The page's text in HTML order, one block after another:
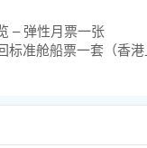
– 弹性月票一张
标准舱船票一套（香